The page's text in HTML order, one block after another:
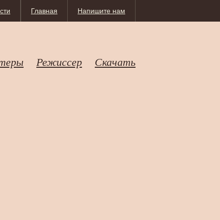
Напишите нам
Главная
Режиссер Скачать